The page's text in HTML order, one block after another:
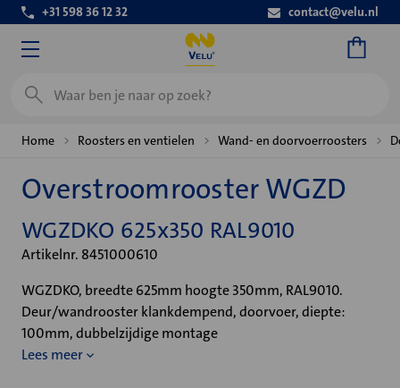
+31 598 36 12 32 contact@velu.nl
Zoeken
Home Roosters en ventielen Wand- en doorvoerroosters
Overstroomrooster WGZD
WGZDKO 625x350 RAL9010
Artikelnr. 8451000610
WGZDKO, breedte 625mm hoogte 350mm, RAL9010.
Deur/wandrooster klankdempend, doorvoer, diepte:
100mm, dubbelzijdige montage
Lees meer